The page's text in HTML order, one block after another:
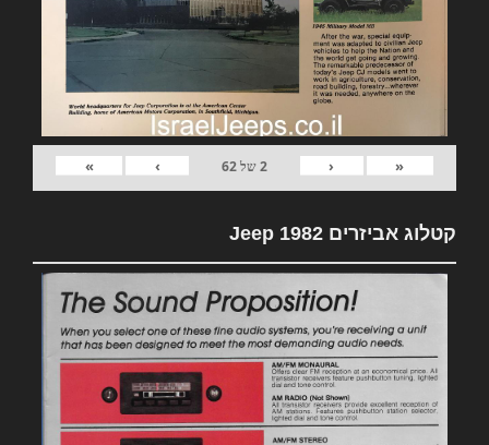
«
‹
2של62
›
»
קטלוג אביזרים 1982 Jeep